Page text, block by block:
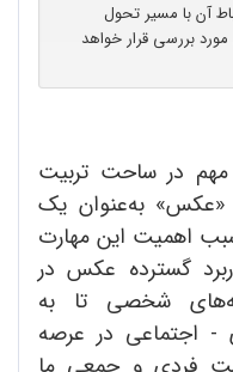
آن با مسیر تحول
بررسی قرار خواهد
در ساحت تربیت
به‌‌‌‌‌عنوان یک
اهمیت این مهارت
گسترده عکس در
شخصی تا به
- اجتماعی در عرصه